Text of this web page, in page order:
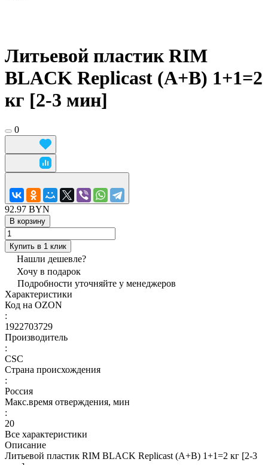
Литьевой пластик RIM
BLACK Replicast (А+В) 1+1=2
кг [2-3 мин]
0
92.97 BYN
В корзину
Купить в 1 клик
Нашли дешевле?
Хочу в подарок
Подробности уточняйте у менеджеров
Характеристики
Код на OZON
:
1922703729
Производитель
:
CSC
Страна происхождения
:
Россия
Макс.время отверждения, мин
:
20
Все характеристики
Описание
Литьевой пластик RIM BLACK Replicast (А+В) 1+1=2 кг [2-3